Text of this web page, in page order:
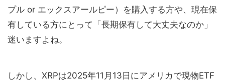
プル or エックスアールピー）を購入する方や、現在保
有している方にとって「長期保有して大丈夫なのか」
迷いますよね。
しかし、XRPは2025年11月13日にアメリカで現物ETF